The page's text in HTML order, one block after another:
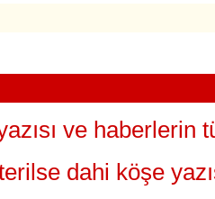
ve haberlerin
dahi köşe